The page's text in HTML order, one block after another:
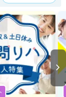
気です。
(正職員)・病
り条件」から検索
です。
望条件をヒアリン